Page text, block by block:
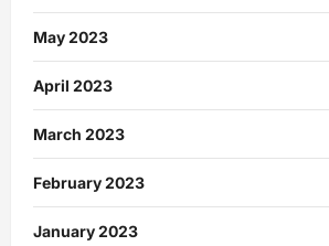
May 2023
April 2023
March 2023
February 2023
January 2023